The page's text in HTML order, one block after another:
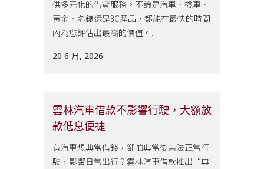
供多元化的借貸服務。不論是汽車、機車、
黃金、名錶還是3C產品，都能在最快的時間
內為您評估出最高的價值。...
20 6 月, 2026
雲林汽車借款不影響行駛，大额放
款低息便捷
有汽車想典當借錢，卻怕典當後無法正常行
駛，影響日常出行？雲林汽車借款推出“典